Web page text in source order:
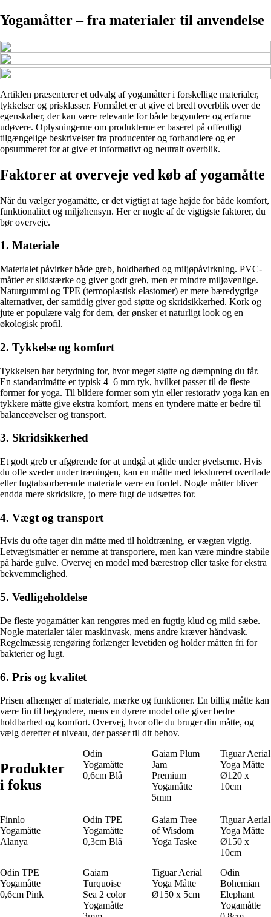
Yogamåtter – fra materialer til anvendelse
Artiklen præsenterer et udvalg af yogamåtter i forskellige materialer,
tykkelser og prisklasser. Formålet er at give et bredt overblik over de
egenskaber, der kan være relevante for både begyndere og erfarne
udøvere. Oplysningerne om produkterne er baseret på offentligt
tilgængelige beskrivelser fra producenter og forhandlere og er
opsummeret for at give et informativt og neutralt overblik.
Faktorer at overveje ved køb af yogamåtte
Når du vælger yogamåtte, er det vigtigt at tage højde for både komfort,
funktionalitet og miljøhensyn. Her er nogle af de vigtigste faktorer, du
bør overveje.
1. Materiale
Materialet påvirker både greb, holdbarhed og miljøpåvirkning. PVC-
måtter er slidstærke og giver godt greb, men er mindre miljøvenlige.
Naturgummi og TPE (termoplastisk elastomer) er mere bæredygtige
alternativer, der samtidig giver god støtte og skridsikkerhed. Kork og
jute er populære valg for dem, der ønsker et naturligt look og en
økologisk profil.
2. Tykkelse og komfort
Tykkelsen har betydning for, hvor meget støtte og dæmpning du får.
En standardmåtte er typisk 4–6 mm tyk, hvilket passer til de fleste
former for yoga. Til blidere former som yin eller restorativ yoga kan en
tykkere måtte give ekstra komfort, mens en tyndere måtte er bedre til
balanceøvelser og transport.
3. Skridsikkerhed
Et godt greb er afgørende for at undgå at glide under øvelserne. Hvis
du ofte sveder under træningen, kan en måtte med tekstureret overflade
eller fugtabsorberende materiale være en fordel. Nogle måtter bliver
endda mere skridsikre, jo mere fugt de udsættes for.
4. Vægt og transport
Hvis du ofte tager din måtte med til holdtræning, er vægten vigtig.
Letvægtsmåtter er nemme at transportere, men kan være mindre stabile
på hårde gulve. Overvej en model med bærestrop eller taske for ekstra
bekvemmelighed.
5. Vedligeholdelse
De fleste yogamåtter kan rengøres med en fugtig klud og mild sæbe.
Nogle materialer tåler maskinvask, mens andre kræver håndvask.
Regelmæssig rengøring forlænger levetiden og holder måtten fri for
bakterier og lugt.
6. Pris og kvalitet
Prisen afhænger af materiale, mærke og funktioner. En billig måtte kan
være fin til begyndere, mens en dyrere model ofte giver bedre
holdbarhed og komfort. Overvej, hvor ofte du bruger din måtte, og
vælg derefter et niveau, der passer til dit behov.
Produkter
i fokus
Odin
Yogamåtte
0,6cm Blå
Gaiam Plum
Jam
Premium
Yogamåtte
5mm
Tiguar Aerial
Yoga Måtte
Ø120 x
10cm
Finnlo
Yogamåtte
Alanya
Odin TPE
Yogamåtte
0,3cm Blå
Gaiam Tree
of Wisdom
Yoga Taske
Tiguar Aerial
Yoga Måtte
Ø150 x
10cm
Odin TPE
Yogamåtte
0,6cm Pink
Gaiam
Turquoise
Sea 2 color
Yogamåtte
Tiguar Aerial
Yoga Måtte
Ø150 x 5cm
Odin
Bohemian
Elephant
Yogamåtte